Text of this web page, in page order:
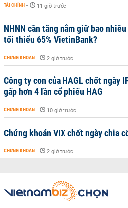
TÀI CHÍNH - 11 giờ trước
NHNN cần tăng nắm giữ bao
tối thiểu 65% VietinBank?
CHỨNG KHOÁN - 2 giờ trước
Công ty con của HAGL chốt ngày
gấp hơn 4 lần cổ phiếu HAG
CHỨNG KHOÁN - 10 giờ trước
Chứng khoán VIX chốt ngày chia
CHỨNG KHOÁN - 2 giờ trước